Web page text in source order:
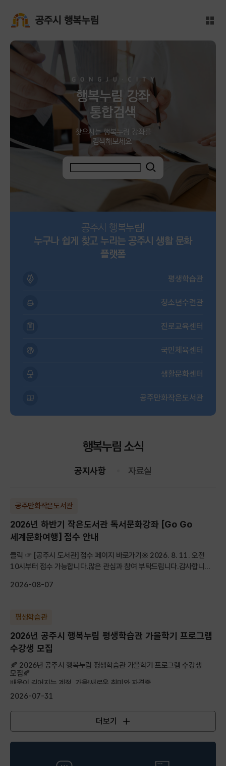
전체
행복누림 강좌
통합검색
찾으시는 행복누림 강좌를
검색해보세요.
공주시 행복누림!
누구나 쉽게 찾고 누리는 공주시 생활 문화
플랫폼
평생학습관
청소년수련관
진로교육센터
국민체육센터
생활문화센터
공주만화작은도서관
행복누림 소식
공지사항 자료실
공주만화작은도서관
2026년 하반기 작은도서관 독서문화강좌 [Go Go
세계문화여행] 접수 안내
클릭 ☞ [공주시 도서관] 접수 페이지 바로가기※ 2026. 8. 11. 오전
10시부터 접수 가능합니다.많은 관심과 참여 부탁드립니다.감사합니...
2026-08-07
평생학습관
2026년 공주시 행복누림 평생학습관 가을학기 프로그램
수강생 모집
🍂 2026년 공주시 행복누림 평생학습관 가을학기 프로그램 수강생
모집🍂
배움이 깊어지는 계절, 가을!새로운 취미와 자격증, ...
2026-07-31
공지사항
더보기